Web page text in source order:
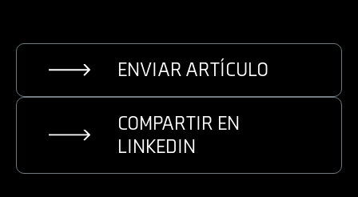
ENVIAR ARTÍCULO
COMPARTIR EN
LINKEDIN